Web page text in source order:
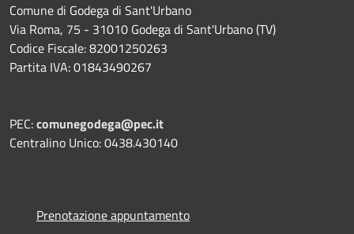
Comune di Godega di Sant'Urbano
Via Roma, 75 - 31010 Godega di Sant'Urbano (TV)
Codice Fiscale: 82001250263
Partita IVA: 01843490267
PEC:comunegodega@pec.it
Centralino Unico: 0438.430140
Prenotazione appuntamento